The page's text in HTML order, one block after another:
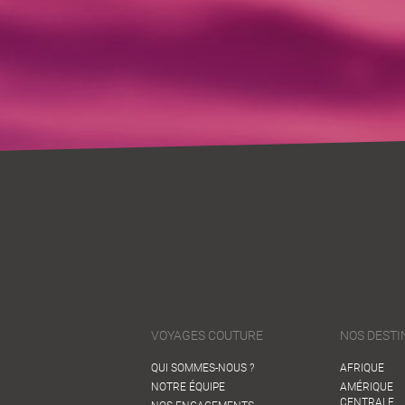
VOYAGES COUTURE
QUI SOMMES-NOUS ?
NOTRE ÉQUIPE
NOS
AFRIQUE
AMÉRIQUE
CENTRALE